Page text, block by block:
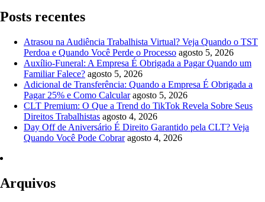
Posts recentes
Atrasou na Audiência Trabalhista Virtual? Veja Quando o TST
Perdoa e Quando Você Perde o Processo agosto 5, 2026
Auxílio-Funeral: A Empresa É Obrigada a Pagar Quando um
Familiar Falece? agosto 5, 2026
Adicional de Transferência: Quando a Empresa É Obrigada a
Pagar 25% e Como Calcular agosto 5, 2026
CLT Premium: O Que a Trend do TikTok Revela Sobre Seus
Direitos Trabalhistas agosto 4, 2026
Day Off de Aniversário É Direito Garantido pela CLT? Veja
Quando Você Pode Cobrar agosto 4, 2026
Arquivos